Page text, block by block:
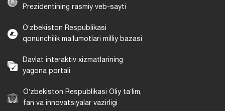
Prezidentining rasmiy veb-sayti
Oʻzbekiston Respublikasi
qonunchilik maʼlumotlari milliy bazasi
Davlat interaktiv xizmatlarining
yagona portali
Oʻzbekiston Respublikasi Oliy taʼlim,
fan va innovatsiyalar vazirligi